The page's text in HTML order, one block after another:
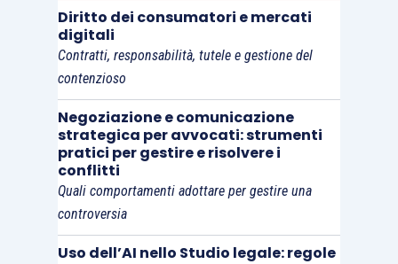
prospettato l’incidenza economica, anche
mediante una consulenza tecnica di parte.
La Corte distrettuale ha inoltre ritenuto legittimo
l’ampliamento degli accertamenti tecnici agli
aspetti urbanistici dell’immobile e alle
conseguenze derivanti dall’incompleta
realizzazione delle opere di urbanizzazione,
osservando come tali profili fossero
strettamente correlati alle domande formulate
Diritto dei consumatori e mercati
digitali
Contratti, responsabilità, tutele e gestione del
contenzioso
Negoziazione e comunicazione
strategica per avvocati: strumenti
pratici per gestire e risolvere i
conflitti
Quali comportamenti adottare per gestire una
controversia
Uso dell’AI nello Studio legale: regole